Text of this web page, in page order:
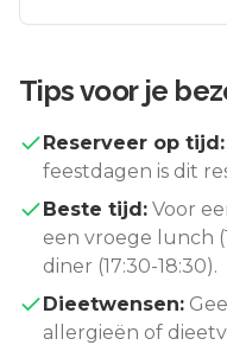
Tips voor je
Reserveer op tijd:
feestdagen is dit
Beste tijd: Voor
een vroege lunch
diner (17:30-18:30).
Dieetwensen:
allergieën of